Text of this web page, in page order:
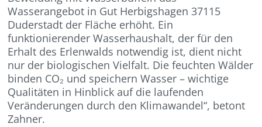
Wasserangebot in Gut Herbigshagen 37115
Duderstadt der Fläche erhöht. Ein
funktionierender Wasserhaushalt, der für den
Erhalt des Erlenwalds notwendig ist, dient nicht
nur der biologischen Vielfalt. Die feuchten Wälder
binden CO₂ und speichern Wasser – wichtige
Qualitäten in Hinblick auf die laufenden
Veränderungen durch den Klimawandel“, betont
Zahner.